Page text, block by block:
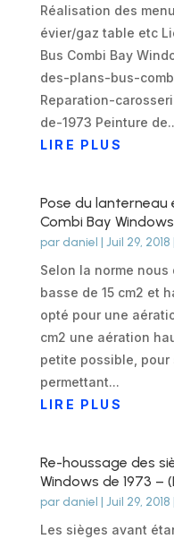
Réalisation des
évier/gaz table etc
Bus Combi Bay
des-plans-bus-
Reparation-
de-1973 Peinture
LIRE PLUS
Pose du lanterneau
Combi Bay
par daniel | Juil 29, 2018 |
Selon la norme
basse de 15 cm2 et
opté pour une
cm2 une aération
petite possible,
permettant...
LIRE PLUS
Re-houssage des
Windows de 1973 –
par daniel | Juil 29, 2018 |
Les sièges avant